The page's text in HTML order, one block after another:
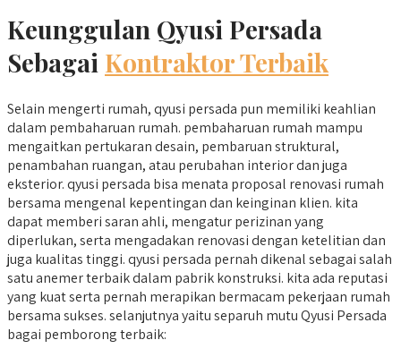
Keunggulan Qyusi Persada
Sebagai Kontraktor Terbaik
Selain mengerti rumah, qyusi persada pun memiliki keahlian
dalam pembaharuan rumah. pembaharuan rumah mampu
mengaitkan pertukaran desain, pembaruan struktural,
penambahan ruangan, atau perubahan interior dan juga
eksterior. qyusi persada bisa menata proposal renovasi rumah
bersama mengenal kepentingan dan keinginan klien. kita
dapat memberi saran ahli, mengatur perizinan yang
diperlukan, serta mengadakan renovasi dengan ketelitian dan
juga kualitas tinggi. qyusi persada pernah dikenal sebagai salah
satu anemer terbaik dalam pabrik konstruksi. kita ada reputasi
yang kuat serta pernah merapikan bermacam pekerjaan rumah
bersama sukses. selanjutnya yaitu separuh mutu Qyusi Persada
bagai pemborong terbaik: